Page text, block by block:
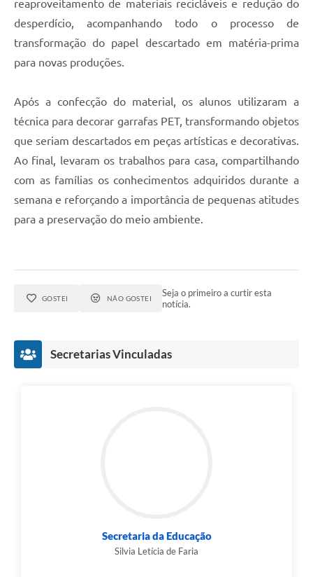
reaproveitamento de materiais recicláveis e redução do
desperdício, acompanhando todo o processo de
transformação do papel descartado em matéria-prima
para novas produções.
Após a confecção do material, os alunos utilizaram a
técnica para decorar garrafas PET, transformando objetos
que seriam descartados em peças artísticas e decorativas.
Ao final, levaram os trabalhos para casa, compartilhando
com as famílias os conhecimentos adquiridos durante a
semana e reforçando a importância de pequenas atitudes
para a preservação do meio ambiente.
GOSTEI NÃO GOSTEI
Seja o primeiro a curtir esta
notícia.
Secretarias Vinculadas
Secretaria da Educação
Silvia Letícia de Faria